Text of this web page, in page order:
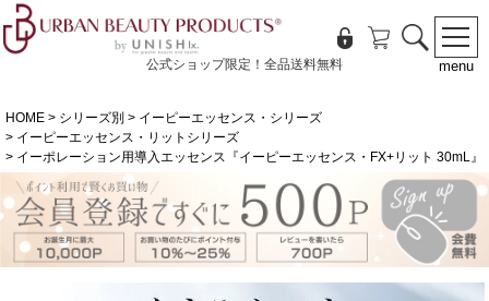
menu
公式ショップ限定！全品送料無料
HOME シリーズ別
イーピーエッセンス・シリーズ
イーピーエッセンス・リットシリーズ
イーポレーション用導入エッセンス『イーピーエッセンス・FX+リット 30mL』